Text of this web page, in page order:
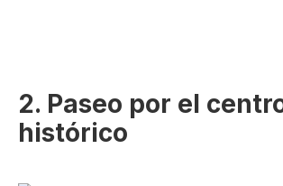
2. Paseo por el
histórico